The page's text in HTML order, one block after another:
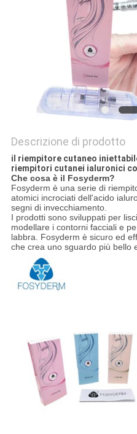
PRIVACY
Descrizione di prodotto
il riempitore cutaneo
riempitori cutanei ialuronici
Che cosa è il Fosyderm?
Fosyderm è una serie di
atomici incrociati dell'acido
segni di invecchiamento.
I prodotti sono sviluppati per
modellare i contorni facciali e
labbra. Fosyderm è sicuro ed
che crea uno sguardo più bello